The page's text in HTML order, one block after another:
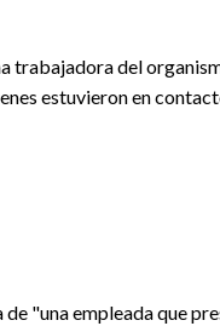
trabajadora del
estuvieron en
"una empleada que